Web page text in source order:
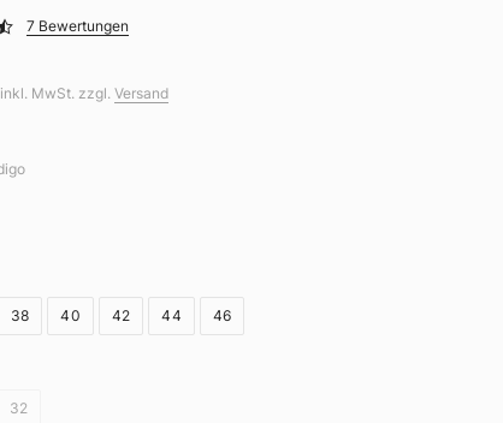
7 Bewertungen
inkl. MwSt. zzgl. Versand
38 40 42 44 46
32